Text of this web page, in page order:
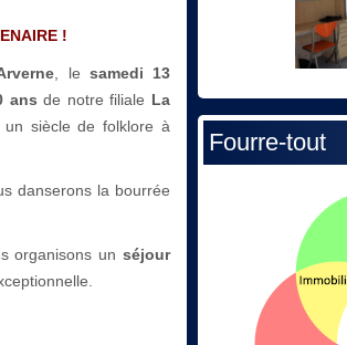
!
, le samedi 13
ans de notre filiale La
un siècle de folklore à
danserons la bourrée
organisons un séjour
Fourre-tout